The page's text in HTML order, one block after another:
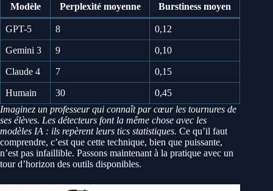
Modèle Perplexité moyenne Burstiness moyen
GPT-5 8 0,12
Gemini 3 9 0,10
Claude 4 7 0,15
Humain 30
0,45
Imaginez un professeur qui connaît par cœur les tournures de
ses élèves. Les détecteurs font la même chose avec les
modèles IA : ils repèrent leurs tics statistiques. Ce qu’il faut
comprendre, c’est que cette technique, bien que puissante,
n’est pas infaillible. Passons maintenant à la pratique avec un
tour d’horizon des outils disponibles.